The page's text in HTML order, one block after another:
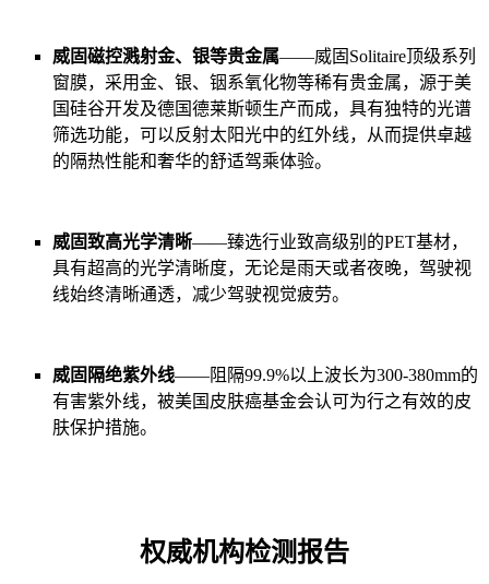
威固磁控溅射金、银等贵金属——威固Solitaire顶级系列
窗膜，采用金、银、铟系氧化物等稀有贵金属，源于美
国硅谷开发及德国德莱斯顿生产而成，具有独特的光谱
筛选功能，可以反射太阳光中的红外线，从而提供卓越
的隔热性能和奢华的舒适驾乘体验。
威固致高光学清晰——臻选行业致高级别的PET基材，
具有超高的光学清晰度，无论是雨天或者夜晚，驾驶视
线始终清晰通透，减少驾驶视觉疲劳。
威固隔绝紫外线——阻隔99.9%以上波长为300-380mm的
有害紫外线，被美国皮肤癌基金会认可为行之有效的皮
肤保护措施。
权威机构检测报告